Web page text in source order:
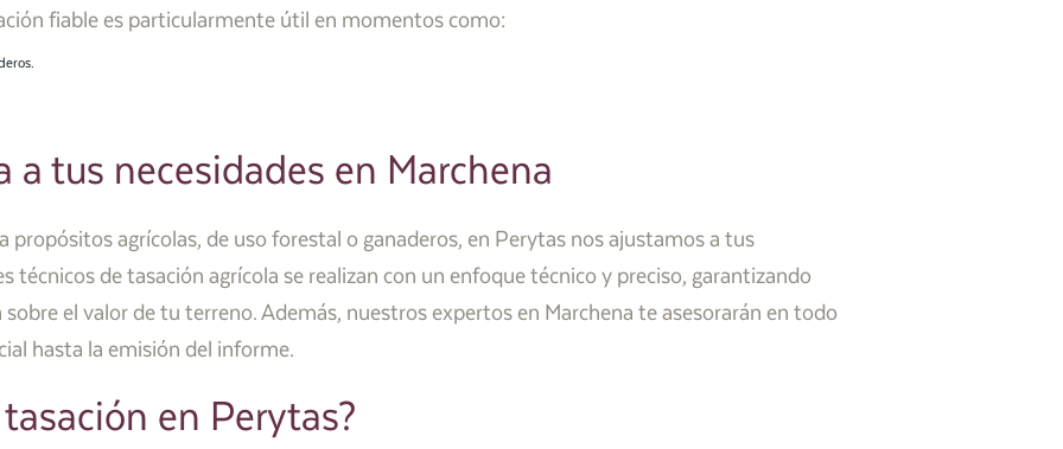
fiable es particularmente útil en momentos como:
a tus necesidades en Marchena
propósitos agrícolas, de uso forestal o ganaderos, en Perytas nos ajustamos a tus
de tasación agrícola se realizan con un enfoque técnico y preciso, garantizando
el valor de tu terreno. Además, nuestros expertos en Marchena te asesorarán en todo
hasta la emisión del informe.
en Perytas?